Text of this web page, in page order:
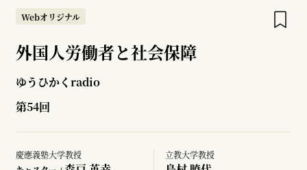
Webオリジナル
外国人労働者と社会保障
ゆうひかくradio
第54回
慶應義塾大学教授
立教大学教授